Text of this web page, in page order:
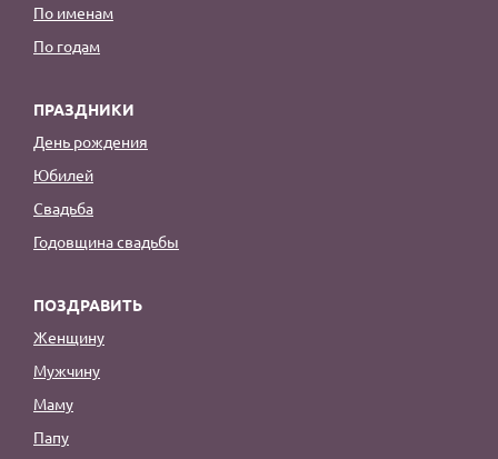
По именам
По годам
ПРАЗДНИКИ
День рождения
Юбилей
Свадьба
Годовщина свадьбы
ПОЗДРАВИТЬ
Женщину
Мужчину
Маму
Папу